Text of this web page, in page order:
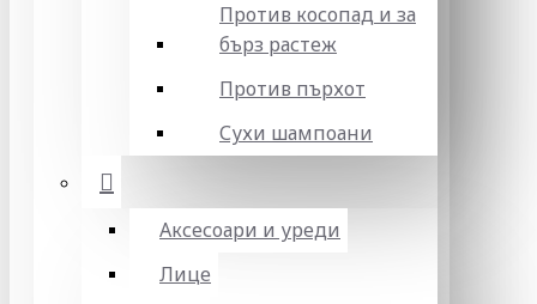
Против косопад и за
бърз растеж
Против пърхот
Сухи шампоани
Аксесоари и уреди
Лице